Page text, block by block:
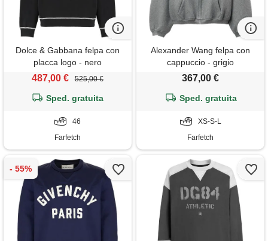
Dolce & Gabbana felpa con
placca logo - nero
487,00 € 525,00 €
Sped. gratuita
46
Farfetch
Alexander Wang felpa con
cappuccio - grigio
367,00 €
Sped. gratuita
XS-S-L
Farfetch